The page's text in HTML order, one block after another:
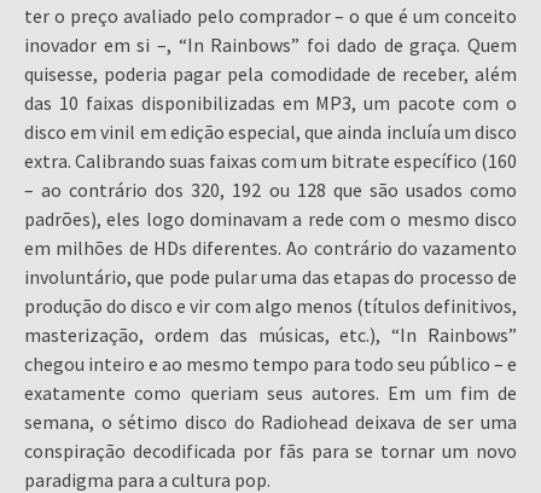
ter o preço avaliado pelo comprador – o que é um conceito
inovador em si –, “In Rainbows” foi dado de graça. Quem
quisesse, poderia pagar pela comodidade de receber, além
das 10 faixas disponibilizadas em MP3, um pacote com o
disco em vinil em edição especial, que ainda incluía um disco
extra. Calibrando suas faixas com um bitrate específico (160
– ao contrário dos 320, 192 ou 128 que são usados como
padrões), eles logo dominavam a rede com o mesmo disco
em milhões de HDs diferentes. Ao contrário do vazamento
involuntário, que pode pular uma das etapas do processo de
produção do disco e vir com algo menos (títulos definitivos,
masterização, ordem das músicas, etc.), “In Rainbows”
chegou inteiro e ao mesmo tempo para todo seu público – e
exatamente como queriam seus autores. Em um fim de
semana, o sétimo disco do Radiohead deixava de ser uma
conspiração decodificada por fãs para se tornar um novo
paradigma para a cultura pop.